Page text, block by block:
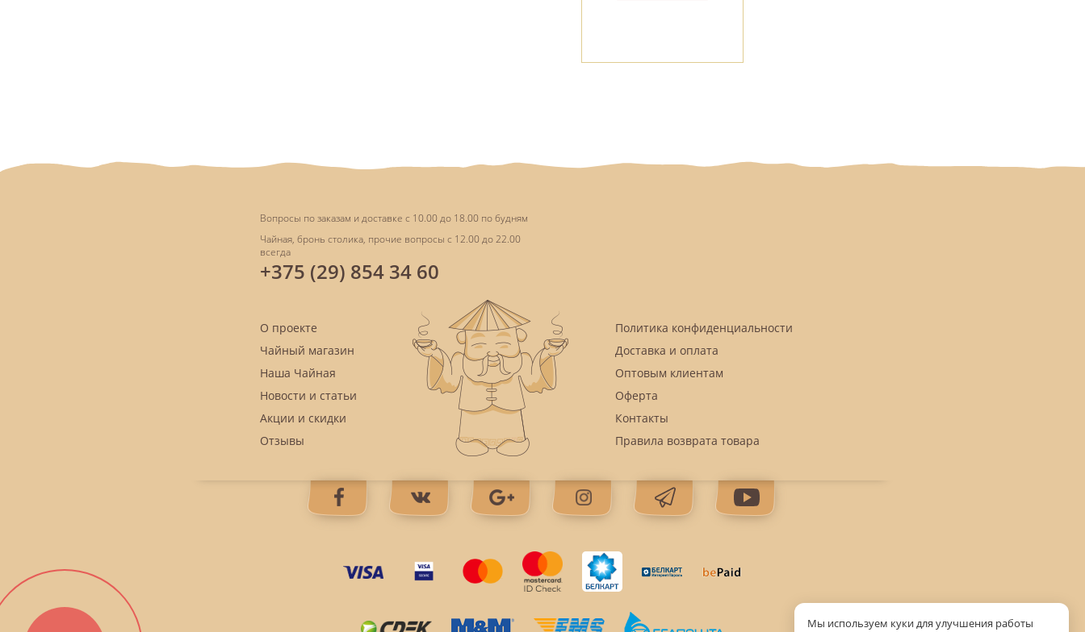
Вопросы по заказам и доставке с 10.00 до 18.00 по будням
Чайная, бронь столика, прочие вопросы с 12.00 до 22.00
всегда
+375 (29) 854 34 60
О проекте
Чайный магазин
Наша Чайная
Новости и статьи
Акции и скидки
Отзывы
Политика конфиденциальности
Доставка и оплата
Оптовым клиентам
Оферта
Контакты
Правила возврата товара
Мы используем куки для улучшения работы